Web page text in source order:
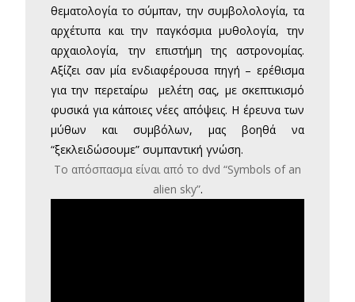
θεματολογία το σύμπαν, την συμβολολογία, τα
αρχέτυπα και την παγκόσμια μυθολογία, την
αρχαιολογία, την επιστήμη της αστρονομίας.
Αξίζει σαν μία ενδιαφέρουσα πηγή – ερέθισμα
για την περεταίρω μελέτη σας, με σκεπτικισμό
φυσικά για κάποιες νέες απόψεις. Η έρευνα των
μύθων και συμβόλων, μας βοηθά να
“ξεκλειδώσουμε” συμπαντική γνώση.
Το απόσπασμα είναι από το dvd “Symbols of an
alien sky”.